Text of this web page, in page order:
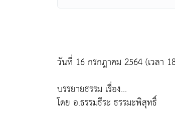
วันที่ 16 กรกฎาคม 2564 (เวลา
บรรยายธรรม เรื่อง...
โดย อ.ธรรมธีระ ธรรมะพิสุทธิ์